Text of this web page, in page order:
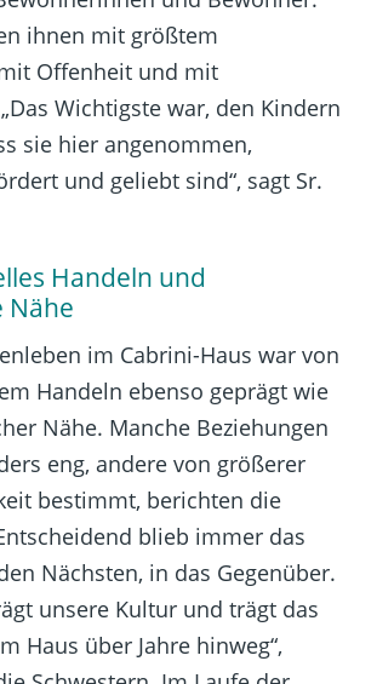
ihnen mit größtem
Offenheit und mit
Wichtigste war, den Kindern
sie hier angenommen,
und geliebt sind“, sagt Sr.
Handeln und
Nähe
im Cabrini-Haus war von
Handeln ebenso geprägt wie
Nähe. Manche Beziehungen
eng, andere von größerer
bestimmt, berichten die
blieb immer das
Nächsten, in das Gegenüber.
unsere Kultur und trägt das
Haus über Jahre hinweg“,